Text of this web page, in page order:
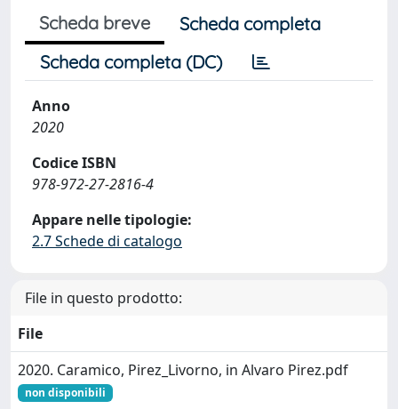
Scheda breve
Scheda completa
Scheda completa (DC)
Anno
2020
Codice ISBN
978-972-27-2816-4
Appare nelle tipologie:
2.7 Schede di catalogo
File in questo prodotto:
File
2020. Caramico, Pirez_Livorno, in Alvaro Pirez.pdf
non disponibili